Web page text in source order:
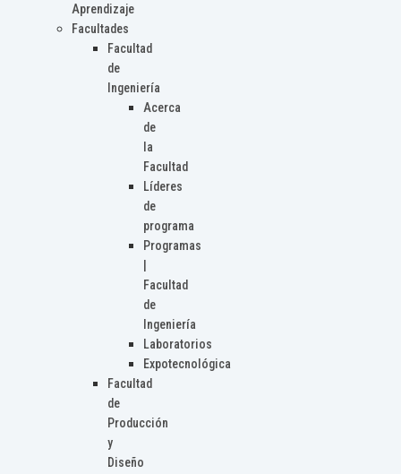
Aprendizaje
Facultades
Facultad
de
Ingeniería
Acerca
de
la
Facultad
Líderes
de
programa
Programas
Facultad
de
Ingeniería
Laboratorios
Expotecnológica
Facultad
de
Producción
y
Diseño